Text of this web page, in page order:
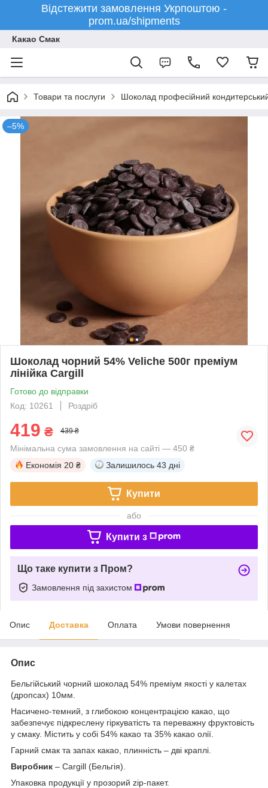
Відстежити замовлення Укрпоштою -
prom.ua/shipments
Какао Смак
Товари та послуги Шоколад професійний
–5%
Шоколад чорний 54% Veliche 500г преміум
лінійка Cargill
Готово до відправки
Код: 10261
Роздріб
419 ₴ 439 ₴
Мінімальна сума замовлення на сайті — 450 ₴
Економія 20 ₴ Залишилось 43 дні
Купити
або
Купити з
Що таке купити з Пром?
Замовлення під захистом
Опис Доставка Оплата Умови повернення
Опис
Бельгійський чорний шоколад 54% преміум якості у калетах
(дропсах) 10мм.
Насичено-темний, з глибокою концентрацією какао, що
забезпечує підкреслену гіркуватість та переважну фруктовість
у смаку. Містить у собі 54% какао та 35% какао олії.
Гарний смак та запах какао, плинність – дві краплі.
Виробник – Cargill (Бельгія).
Упаковка продукції у прозорий zip-пакет.